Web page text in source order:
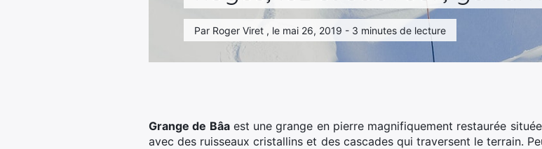
Par Roger Viret , le mai 26, 2019 - 3 minutes de lecture
Grange de Bâaest une grange en pierre magnifiquement restaurée
avec des ruisseaux cristallins et des cascades qui traversent le terrain.